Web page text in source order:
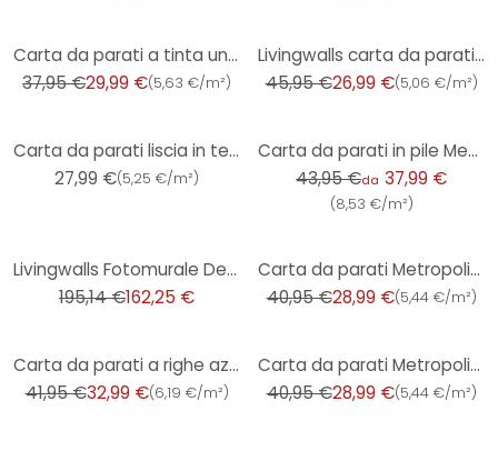
Carta da parati a tinta unita con motivo testurizzato blu turchese - Carta da parati
37,95 €29,99 €(5,63 €/m²)
Livingwalls carta da parati Diamonds barocco
45,95 €26,99 €(5,06 €/m²)
Carta da parati liscia in tessuto non tessuto grigio Hygge con struttura opaca
27,99 €(5,25 €/m²)
Carta da parati in pile Metropolitan Stories di A.S. Creation
43,95 €da 37,99 €
(8,53 €/m²)
Livingwalls Fotomurale Designwalls - Varietà di fiori
195,14 €162,25 €
Carta da parati Metropolitan Stories - Lizzy Londra
40,95 €28,99 €(5,44 €/m²)
Carta da parati a righe azzurro beige - motivo a righe classico opaco - Carta da parati in tessuto n
41,95 €32,99 €(6,19 €/m²)
Carta da parati Metropolitan Stories - Paul Bergmann Berlino
40,95 €28,99 €(5,44 €/m²)